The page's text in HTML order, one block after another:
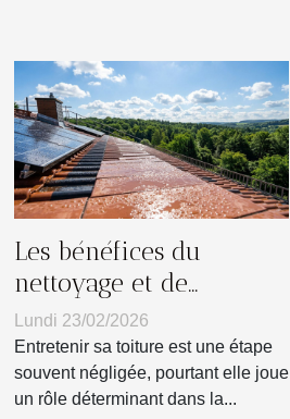
Les bénéfices du
nettoyage et de
l'imperméabilisation des
toitures
Lundi 23/02/2026
Entretenir sa toiture est une étape
souvent négligée, pourtant elle joue
un rôle déterminant dans la...